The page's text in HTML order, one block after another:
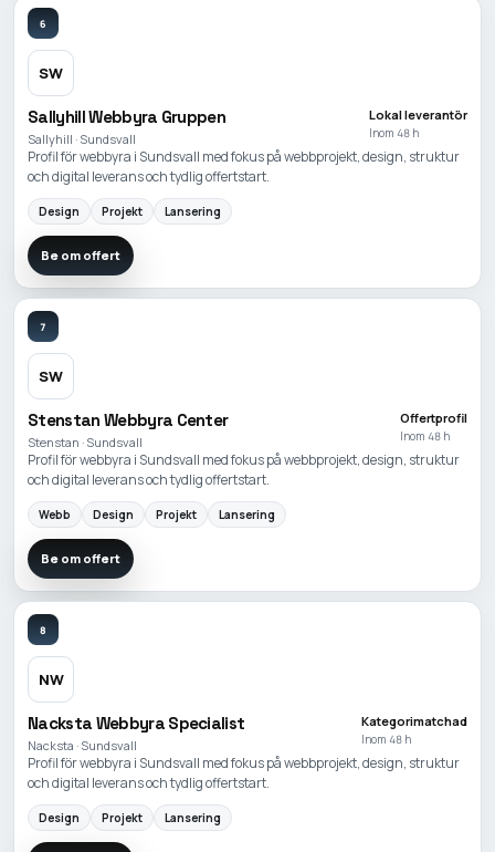
6
SW
Sallyhill Webbyra Gruppen
Sallyhill · Sundsvall
Lokal leverantör
Inom 48 h
Profil för webbyra i Sundsvall med fokus på webbprojekt, design, struktur
och digital leverans och tydlig offertstart.
Design Projekt Lansering
Be om offert
7
SW
Stenstan Webbyra Center
Stenstan · Sundsvall
Offertprofil
Inom 48 h
Profil för webbyra i Sundsvall med fokus på webbprojekt, design, struktur
och digital leverans och tydlig offertstart.
Webb Design Projekt Lansering
Be om offert
8
NW
Nacksta Webbyra Specialist
Nacksta · Sundsvall
Kategorimatchad
Inom 48 h
Profil för webbyra i Sundsvall med fokus på webbprojekt, design, struktur
och digital leverans och tydlig offertstart.
Design Projekt Lansering